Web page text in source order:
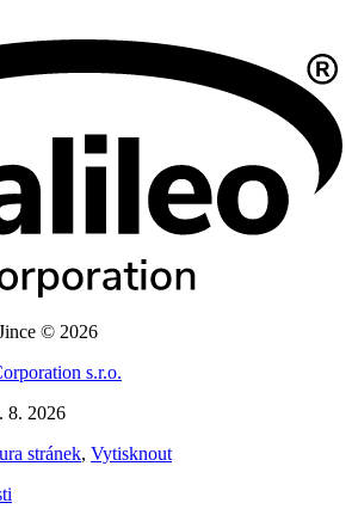
© 2026
s.r.o.
8. 2026
stránek, Vytisknout